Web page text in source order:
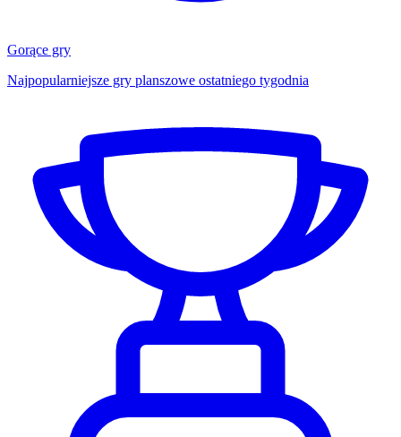
Gorące gry
Najpopularniejsze gry planszowe ostatniego tygodnia